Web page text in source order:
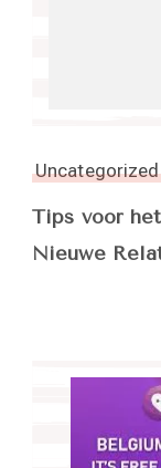
Uncategorized
Tips voor
Nieuwe